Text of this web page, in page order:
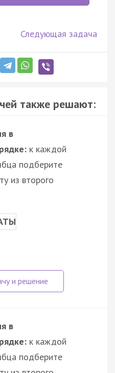
Следующая задача
также решают:
в
к каждой
подберите
из второго
в
к каждой
подберите